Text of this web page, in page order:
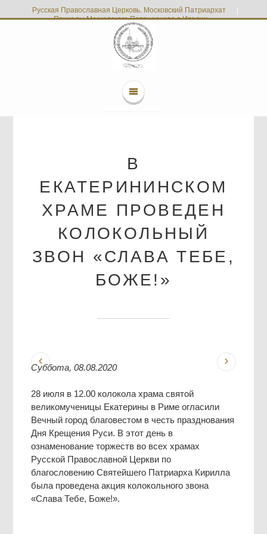
Русская Православная Церковь. Московский Патриархат
Приходы Московского Патриархата в Италии
В
ЕКАТЕРИНИНСКОМ
ХРАМЕ ПРОВЕДЕН
КОЛОКОЛЬНЫЙ
ЗВОН «СЛАВА ТЕБЕ,
БОЖЕ!»
Суббота, 08.08.2020
28 июля в 12.00 колокола храма святой
великомученицы Екатерины в Риме огласили
Вечный город благовестом в честь празднования
Дня Крещения Руси. В этот день в
ознаменование торжеств во всех храмах
Русской Православной Церкви по
благословению Святейшего Патриарха Кирилла
была проведена акция колокольного звона
«Слава Тебе, Боже!».